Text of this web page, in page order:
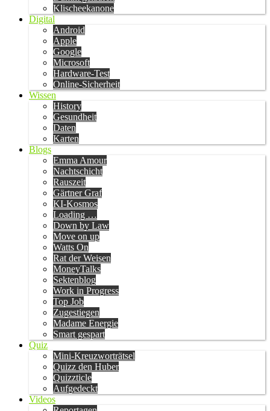
Klischeekanone
Digital
Android
Apple
Google
Microsoft
Hardware-Test
Online-Sicherheit
Wissen
History
Gesundheit
Daten
Karten
Blogs
Emma Amour
Nachtschicht
Rauszeit
Gärtner Graf
KI-Kosmos
Loading …
Down by Law
Move on up
Watts On
Rat der Weisen
MoneyTalks
Sektenblog
Work in Progress
Top Job
Zugestiegen
Madame Energie
Smart gespart
Quiz
Mini-Kreuzworträtsel
Quizz den Huber
Quizzticle
Aufgedeckt
Videos